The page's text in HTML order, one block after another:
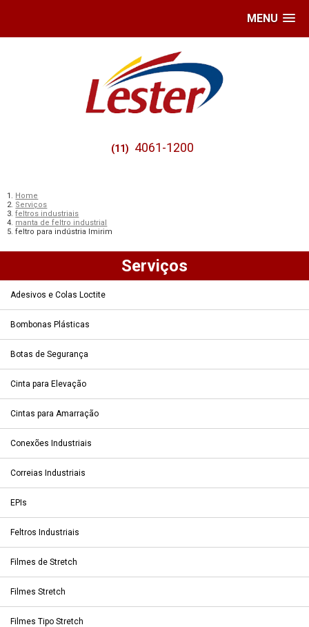
MENU
(11) 4061-1200
Home
Serviços
feltros industriais
manta de feltro industrial
feltro para indústria Imirim
Serviços
Adesivos e Colas Loctite
Bombonas Plásticas
Botas de Segurança
Cinta para Elevação
Cintas para Amarração
Conexões Industriais
Correias Industriais
EPIs
Feltros Industriais
Filmes de Stretch
Filmes Stretch
Filmes Tipo Stretch